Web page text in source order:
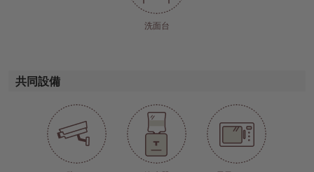
洗面台
共同設備